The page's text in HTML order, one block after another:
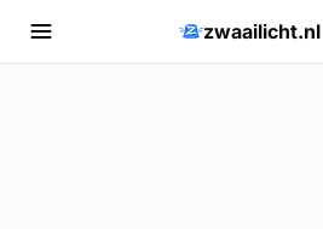
zwaailicht.nl